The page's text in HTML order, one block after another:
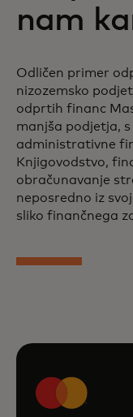
nam
Odličen primer
nizozemsko
odprtih financ
manjša podjetja,
administrativne
Knjigovodstvo,
obračunavanje
neposredno iz
sliko finančnega